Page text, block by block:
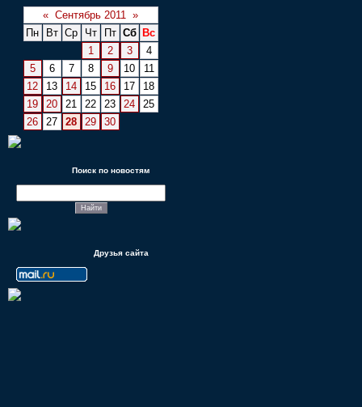
« Сентябрь 2011 »
Пн
Вт Ср Чт Пт Сб
Вс
1
2 3
4
5
6 7 8 9 10
11
12
13 14 15 16 17
18
19
20 21 22 23 24
25
26
27 28 29 30
Поиск по новостям
Друзья сайта